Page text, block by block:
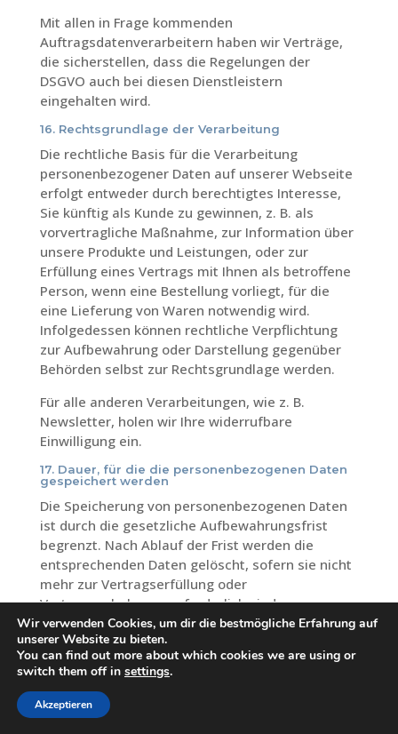
Mit allen in Frage kommenden
Auftragsdatenverarbeitern haben wir Verträge,
die sicherstellen, dass die Regelungen der
DSGVO auch bei diesen Dienstleistern
eingehalten wird.
16. Rechtsgrundlage der Verarbeitung
Die rechtliche Basis für die Verarbeitung
personenbezogener Daten auf unserer Webseite
erfolgt entweder durch berechtigtes Interesse,
Sie künftig als Kunde zu gewinnen, z. B. als
vorvertragliche Maßnahme, zur Information über
unsere Produkte und Leistungen, oder zur
Erfüllung eines Vertrags mit Ihnen als betroffene
Person, wenn eine Bestellung vorliegt, für die
eine Lieferung von Waren notwendig wird.
Infolgedessen können rechtliche Verpflichtung
zur Aufbewahrung oder Darstellung gegenüber
Behörden selbst zur Rechtsgrundlage werden.
Für alle anderen Verarbeitungen, wie z. B.
Newsletter, holen wir Ihre widerrufbare
Einwilligung ein.
17. Dauer, für die die personenbezogenen Daten
gespeichert werden
Die Speicherung von personenbezogenen Daten
ist durch die gesetzliche Aufbewahrungsfrist
begrenzt. Nach Ablauf der Frist werden die
entsprechenden Daten gelöscht, sofern sie nicht
mehr zur Vertragserfüllung oder
Vertragsanbahnung erforderlich sind.
Wir verwenden Cookies, um dir die bestmögliche Erfahrung auf
unserer Website zu bieten.
You can find out more about which cookies we are using or
switch them off in settings.
Akzeptieren